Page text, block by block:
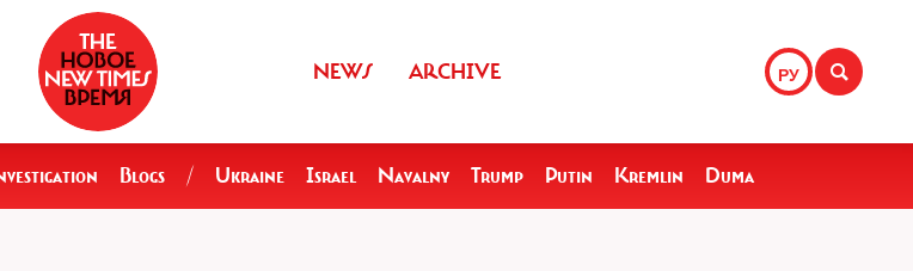
РУ
NEWS ARCHIVE
Blogs / Ukraine Israel Navalny Trump Putin Kremlin Duma